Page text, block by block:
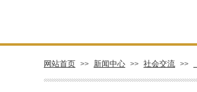
网站首页 >> 新闻中心 >> 社会交流 >>